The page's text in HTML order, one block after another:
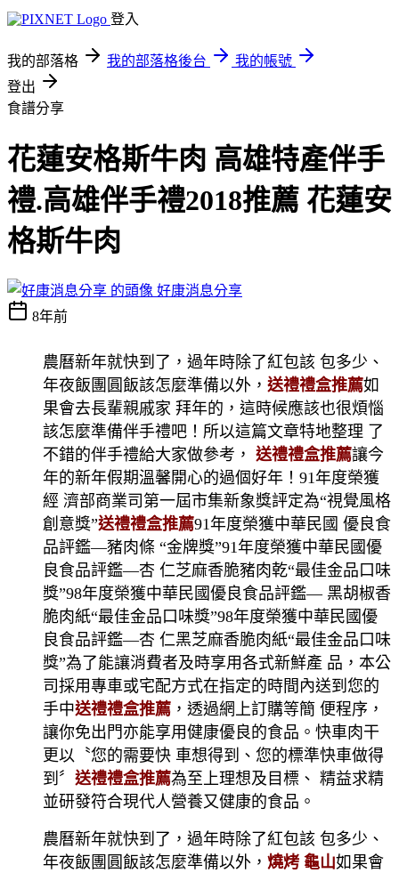
登入
我的部落格 我的部落格後台
我的帳號
登出
食譜分享
花蓮安格斯牛肉 高雄特產伴手
禮.高雄伴手禮2018推薦 花蓮安
格斯牛肉
好康消息分享
8年前
農曆新年就快到了，過年時除了紅包該 包多少、
年夜飯團圓飯該怎麼準備以外， 送禮禮盒推薦如
果會去長輩親戚家 拜年的，這時候應該也很煩惱
該怎麼準備伴手禮吧！所以這篇文章特地整理 了
不錯的伴手禮給大家做參考， 送禮禮盒推薦讓今
年的新年假期溫馨開心的過個好年！91年度榮獲
經 濟部商業司第一屆市集新象獎評定為“視覺風格
創意獎”送禮禮盒推薦91年度榮獲中華民國 優良食
品評鑑—豬肉條 “金牌獎”91年度榮獲中華民國優
良食品評鑑—杏 仁芝麻香脆豬肉乾“最佳金品口味
獎”98年度榮獲中華民國優良食品評鑑— 黑胡椒香
脆肉紙“最佳金品口味獎”98年度榮獲中華民國優
良食品評鑑—杏 仁黑芝麻香脆肉紙“最佳金品口味
獎”為了能讓消費者及時享用各式新鮮產 品，本公
司採用專車或宅配方式在指定的時間內送到您的
手中送禮禮盒推薦 ，透過網上訂購等簡 便程序，
讓你免出門亦能享用健康優良的食品。快車肉干
更以〝您的需要快 車想得到、您的標準快車做得
到〞 送禮禮盒推薦為至上理想及目標、 精益求精
並研發符合現代人營養又健康的食品。
農曆新年就快到了，過年時除了紅包該 包多少、
年夜飯團圓飯該怎麼準備以外， 燒烤 龜山如果會